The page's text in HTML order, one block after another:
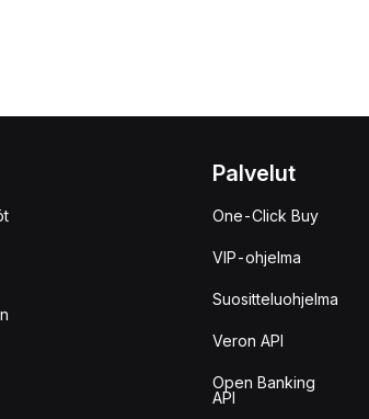
Palvelut
One-Click Buy
VIP-ohjelma
Suositteluohjelma
Veron API
Open Banking
API